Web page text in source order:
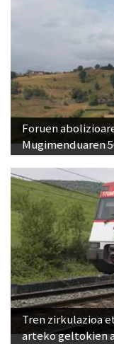
Foruen
Mugimenduaren
Tren zirkulazioa
arteko geltokien